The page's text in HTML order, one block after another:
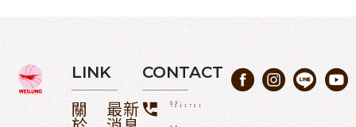
LINK
關 最新
CONTACT
08-
7211721